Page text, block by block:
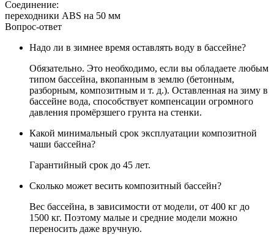
Соединение:
переходники ABS на 50 мм
Вопрос-ответ
Надо ли в зимнее время оставлять воду в бассейне?
Обязательно. Это необходимо, если вы обладаете любым
типом бассейна, вкопанным в землю (бетонным,
разборным, композитным и т. д.). Оставленная на зиму в
бассейне вода, способствует компенсации огромного
давления промёрзшего грунта на стенки.
Какой минимальный срок эксплуатации композитной
чаши бассейна?
Гарантийный срок до 45 лет.
Сколько может весить композитный бассейн?
Вес бассейна, в зависимости от модели, от 400 кг до
1500 кг. Поэтому малые и средние модели можно
переносить даже вручную.